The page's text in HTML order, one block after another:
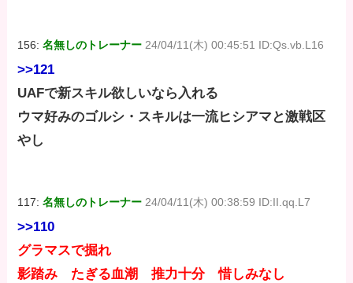
156:名無しのトレーナー 24/04/11(木) 00:45:51 ID:Qs.vb.L16
>>121
UAFで新スキル欲しいなら入れる
ウマ好みのゴルシ・スキルは一流ヒシアマと激戦区
やし
117:名無しのトレーナー 24/04/11(木) 00:38:59 ID:II.qq.L7
>>110
グラマスで掘れ
影踏み たぎる血潮 推力十分 惜しみなし